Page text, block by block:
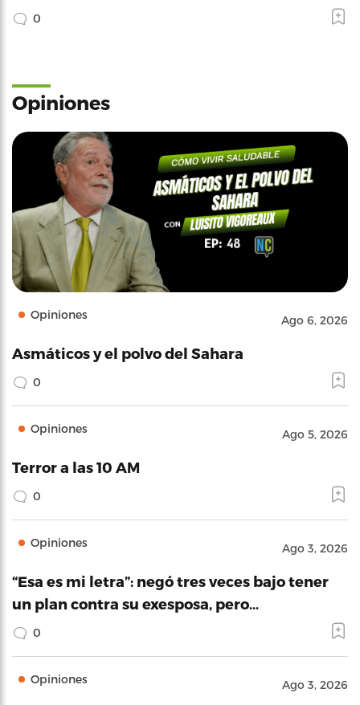
0
Opiniones
Opiniones Ago 6, 2026
Asmáticos y el polvo del Sahara
0
Opiniones Ago 5, 2026
Terror a las 10 AM
0
Opiniones Ago 3, 2026
“Esa es mi letra”: negó tres veces bajo tener
un plan contra su exesposa, pero…
0
Opiniones Ago 3, 2026